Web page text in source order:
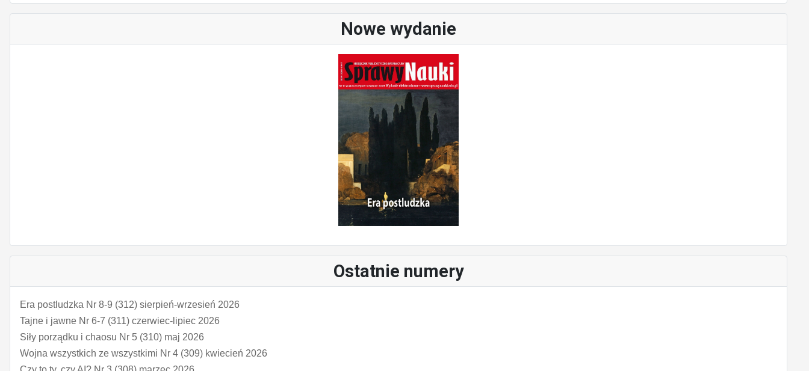
Nowe wydanie
Ostatnie numery
Era postludzka Nr 8-9 (312) sierpień-wrzesień 2026
Tajne i jawne Nr 6-7 (311) czerwiec-lipiec 2026
Siły porządku i chaosu Nr 5 (310) maj 2026
Wojna wszystkich ze wszystkimi Nr 4 (309) kwiecień 2026